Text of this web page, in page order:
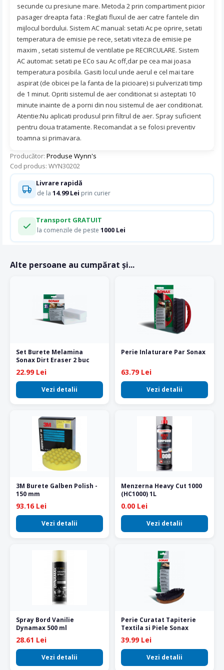
secunde cu presiune mare. Metoda 2 prin compartiment picior
pasager dreapta fata : Reglati fluxul de aer catre fantele din
mijlocul bordului. Sistem AC manual: setati Ac pe oprire, setati
temperatura de emisie pe rece, setati viteza de emisie pe
maxim , setati sistemul de ventilatie pe RECIRCULARE. Sistem
AC automat: setati pe ECo sau Ac off,dar pe cea mai joasa
temperatura posibila. Gasiti locul unde aerul e cel mai tare
aspirat (de obicei pe la fanta de la picioare) si pulverizati timp
de 1 minut. Opriti sistemul de aer conditionat si asteptati 10
minute inainte de a porni din nou sistemul de aer conditionat.
Atentie:Nu aplicati produsul prin filtrul de aer. Spray suficient
pentru doua tratamente. Recomandat a se folosi preventiv
toamna si primavara.
Producător: Produse Wynn's
Cod produs: WYN30202
Livrare rapidă
de la 14.99 Lei prin curier
Transport GRATUIT
la comenzile de peste 1000 Lei
Alte persoane au cumpărat și...
Set Burete Melamina
Sonax Dirt Eraser 2 buc
22.99 Lei
Vezi detalii
Perie Inlaturare Par Sonax
63.79 Lei
Vezi detalii
3M Burete Galben Polish -
150 mm
93.16 Lei
Vezi detalii
Menzerna Heavy Cut 1000
(HC1000) 1L
0.00 Lei
Vezi detalii
Spray Bord Vanilie
Dynamax 500 ml
28.61 Lei
Vezi detalii
Perie Curatat Tapiterie
Textila si Piele Sonax
39.99 Lei
Vezi detalii